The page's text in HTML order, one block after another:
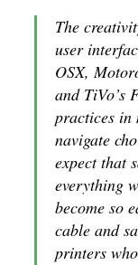
The
user
OSX,
and TiVo’s
practices in
navigate
expect that
everything
become so
cable and
printers